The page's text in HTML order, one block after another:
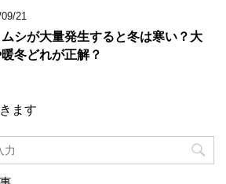
21
ムシが大量発生すると冬は寒い？大
冬どれが正解？
ます